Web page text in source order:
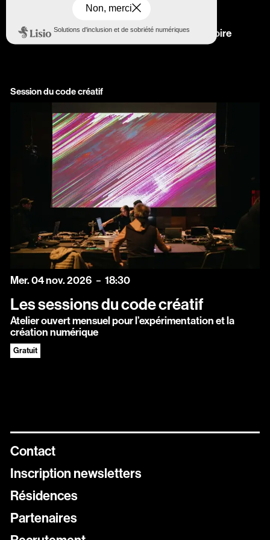
Photogrammétrie créative
Capturer, reconstruire et transformer un territoire
Session du code créatif
mercredi
Mer.04novembre
nov.2026 18:30
Les sessions du code créatif
Atelier ouvert mensuel pour l’expérimentation et la
création numérique
Gratuit
Contact
Inscription newsletters
Résidences
Partenaires
Newsletters
Inscrivez vous aux différentes newsletters de Stereolux